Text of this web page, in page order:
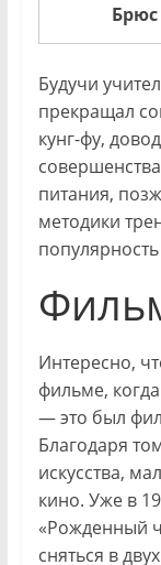
Будучи
прекращал
кунг-фу,
питания,
методики
Интересно,
фильме,
— это был
Благодаря
искусства,
кино. Уже в
«Рожденный
сняться в